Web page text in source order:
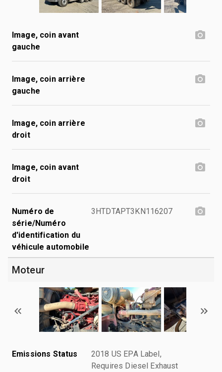
Image, coin avant
gauche
Image, coin arrière
gauche
Image, coin arrière
droit
Image, coin avant
droit
Numéro de
série/Numéro
d'identification du
véhicule automobile
3HTDTAPT3KN116207
Moteur
Emissions Status
2018 US EPA Label,
Requires Diesel Exhaust